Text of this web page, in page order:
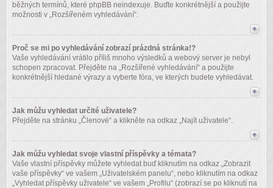
běžných termínů, které phpBB neindexuje. Buďte konkrétnější a použijte
možnosti v „Rozšířeném vyhledávání“.
Proč se mi po vyhledávání zobrazí prázdná stránka!?
Vaše vyhledávání vrátilo příliš mnoho výsledků a webový server je nebyl
schopen zpracovat. Přejděte na „Rozšířené vyhledávání“ a použijte
konkrétnější hledané výrazy a vyberte fóra, ve kterých budete vyhledávat.
Jak můžu vyhledat určité uživatele?
Přejděte na stránku „Členové“ a klikněte na odkaz „Najít uživatele“.
Jak můžu vyhledat svoje vlastní příspěvky a témata?
Vaše vlastní příspěvky můžete vyhledat buď kliknutím na odkaz „Zobrazit
vaše příspěvky“ ve vašem „Uživatelském panelu“, nebo kliknutím na odkaz
„Vyhledat příspěvky uživatele“ ve vašem „Profilu“ (zobrazí se po kliknutí na